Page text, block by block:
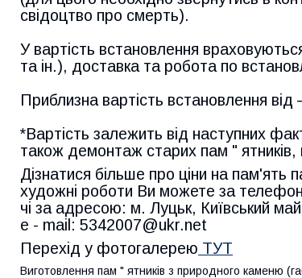
свідоцтво про смерть).
У вартість встановлення
та ін.), доставка та робота по
Приблизна вартість встановлення від
*Вартість залежить від наступних
також демонтаж старих пам " ятників,
Дізнатися більше про ціни на
художні роботи Ви можете за
чі за адресою: м. Луцьк, Київський
e - mail: 5342007@ukr.net
Перехід у фотогалерею ТУТ
Виготовлення пам " ятників з природного каменю